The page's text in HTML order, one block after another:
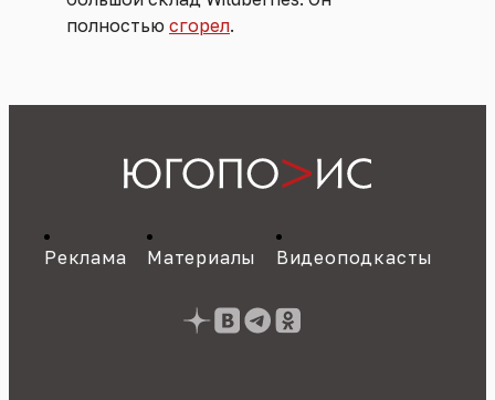
полностью сгорел.
Реклама Материалы Видеоподкасты